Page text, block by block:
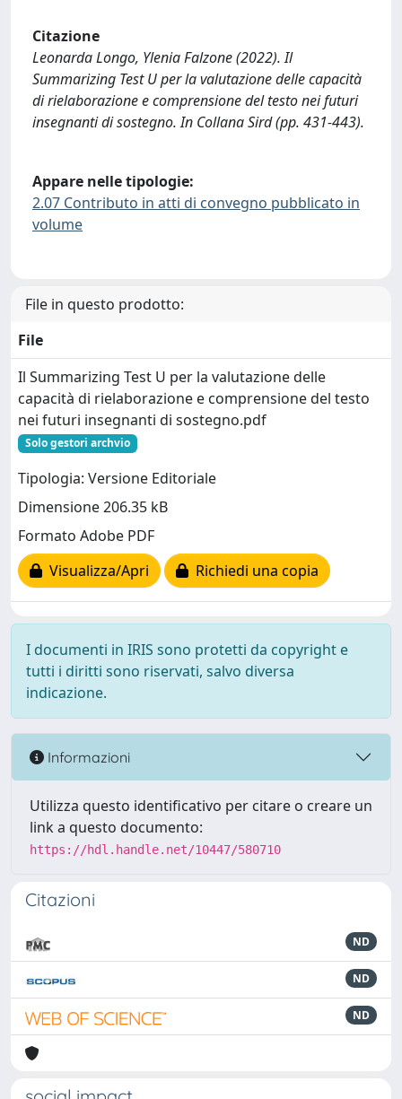
Citazione
Leonarda Longo, Ylenia Falzone (2022). Il
Summarizing Test U per la valutazione delle capacità
di rielaborazione e comprensione del testo nei futuri
insegnanti di sostegno. In Collana Sird (pp. 431-443).
Appare nelle tipologie:
2.07 Contributo in atti di convegno pubblicato in
volume
File in questo prodotto:
File
Il Summarizing Test U per la valutazione delle
capacità di rielaborazione e comprensione del testo
nei futuri insegnanti di sostegno.pdf
Solo gestori archvio
Tipologia: Versione Editoriale
Dimensione 206.35 kB
Formato Adobe PDF
Visualizza/Apri
Richiedi una copia
I documenti in IRIS sono protetti da copyright e
tutti i diritti sono riservati, salvo diversa
indicazione.
Informazioni
Utilizza questo identificativo per citare o creare un
link a questo documento:
https://hdl.handle.net/10447/580710
Citazioni
ND
ND
ND